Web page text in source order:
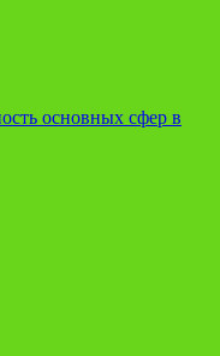
основных сфер в